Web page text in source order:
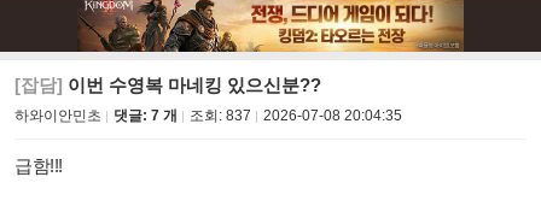
[잡담] 이번 수영복 마네킹 있으신분??
하와이안민초 댓글: 7 개 조회: 837 2026-07-08 20:04:35
급함!!!